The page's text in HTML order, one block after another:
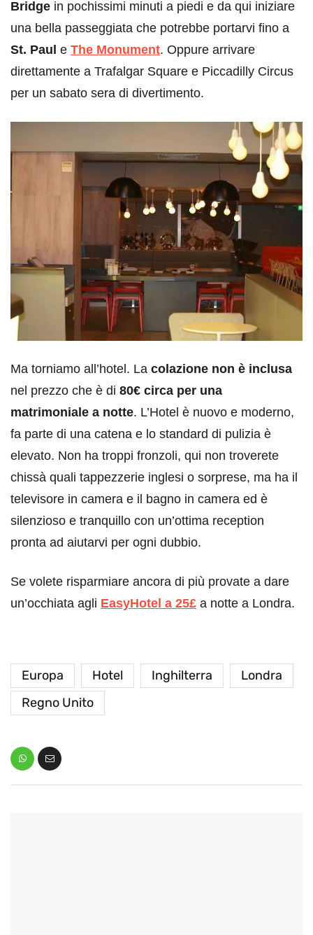
Bridge in pochissimi minuti a piedi e da qui iniziare
una bella passeggiata che potrebbe portarvi fino a
St. Paul e The Monument. Oppure arrivare
direttamente a Trafalgar Square e Piccadilly Circus
per un sabato sera di divertimento.
Ma torniamo all’hotel. La colazione non è inclusa
nel prezzo che è di 80€ circa per una
matrimoniale a notte. L’Hotel è nuovo e moderno,
fa parte di una catena e lo standard di pulizia è
elevato. Non ha troppi fronzoli, qui non troverete
chissà quali tappezzerie inglesi o sorprese, ma ha il
televisore in camera e il bagno in camera ed è
silenzioso e tranquillo con un’ottima reception
pronta ad aiutarvi per ogni dubbio.
Se volete risparmiare ancora di più provate a dare
un’occhiata agli EasyHotel a 25£ a notte a Londra.
Europa Hotel Inghilterra
Londra
Regno Unito